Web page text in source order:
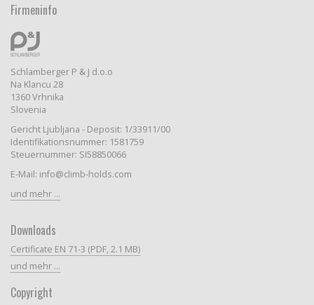
Firmeninfo
Schlamberger P & J d.o.o
Na Klancu 28
1360 Vrhnika
Slovenia
Gericht Ljubljana - Deposit: 1/33911/00
Identifikationsnummer: 1581759
Steuernummer: SI58850066
E-Mail: info@climb-holds.com
und mehr ...
Downloads
Certificate EN 71-3 (PDF, 2.1 MB)
und mehr ...
Copyright